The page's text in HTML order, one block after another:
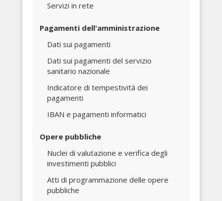
Servizi in rete
Pagamenti dell'amministrazione
Dati sui pagamenti
Dati sui pagamenti del servizio
sanitario nazionale
Indicatore di tempestività dei
pagamenti
IBAN e pagamenti informatici
Opere pubbliche
Nuclei di valutazione e verifica degli
investimenti pubblici
Atti di programmazione delle opere
pubbliche